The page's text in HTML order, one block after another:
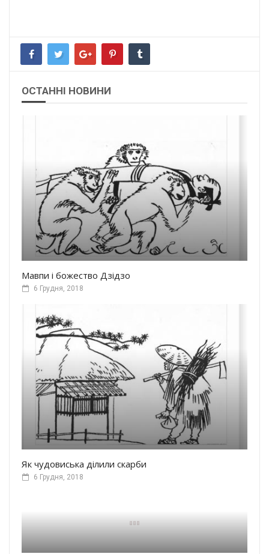
ОСТАННІ НОВИНИ
Мавпи і божество Дзідзо
6 Грудня, 2018
Як чудовиська ділили скарби
6 Грудня, 2018